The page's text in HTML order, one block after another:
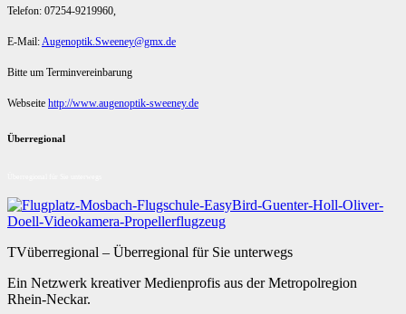
Telefon: 07254-9219960,
E-Mail:Augenoptik.Sweeney@gmx.de
Bitte um Terminvereinbarung
Webseite http://www.augenoptik-sweeney.de
Überregional
TVüberregional – Überregional für Sie unterwegs
Ein Netzwerk kreativer Medienprofis aus der Metropolregion
Rhein-Neckar.